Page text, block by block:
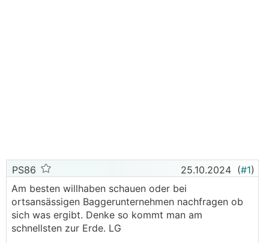
PS86 25.10.2024 (#1)
Am besten willhaben schauen oder bei
ortsansässigen Baggerunternehmen nachfragen ob
sich was ergibt. Denke so kommt man am
schnellsten zur Erde. LG